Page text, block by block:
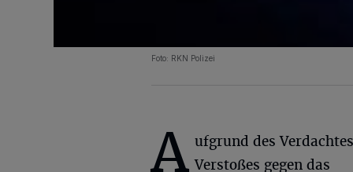
Foto: RKN Polizei
A ufgrund des
Verstoßes gegen das